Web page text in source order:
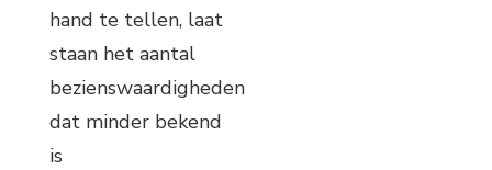
hand te tellen, laat
staan het aantal
bezienswaardigheden
dat minder bekend
is